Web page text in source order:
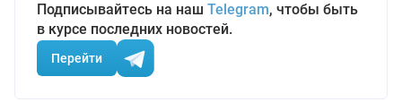
Подписывайтесь на наш Telegram, чтобы быть
в курсе последних новостей.
Перейти